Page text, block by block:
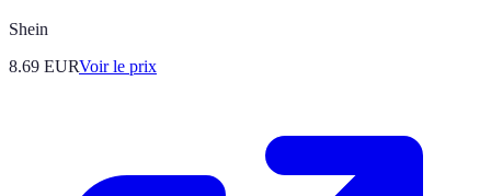
Shein
8.69 EURVoir le prix